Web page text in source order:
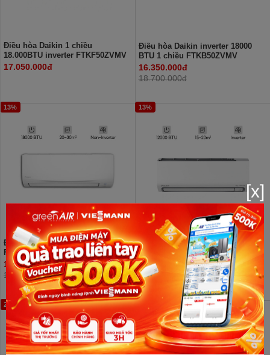
Điều hòa Daikin 1 chiều
18.000BTU inverter FTKF50ZVMV
17.050.000đ
Điều hòa Daikin inverter 18000
BTU 1 chiều FTKB50ZVMV
16.350.000đ
18.700.000đ
13%
Điều hòa Daikin 18000BTU 1 chiều
FTF50XV1V
13.950.000đ
16.100.000đ
13%
Điều hòa Daikin 1 chiều
12.000BTU inverter FTKF35ZVMV
11.250.000đ
12.970.000đ
20%
[x]